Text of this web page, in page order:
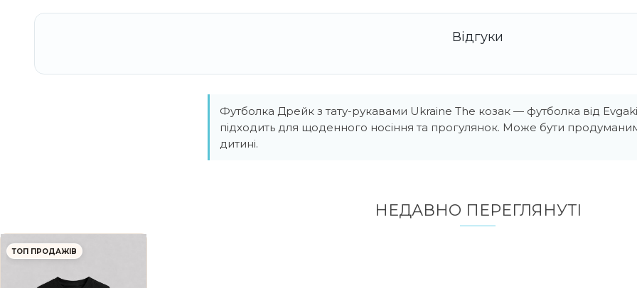
Футболка Дрейк з тату-рукавами Ukraine The козак — футболка від
підходить для щоденного носіння та прогулянок. Може бути
дитині.
НЕДАВНО ПЕРЕГЛЯНУТI
ТОП ПРОДАЖІВ